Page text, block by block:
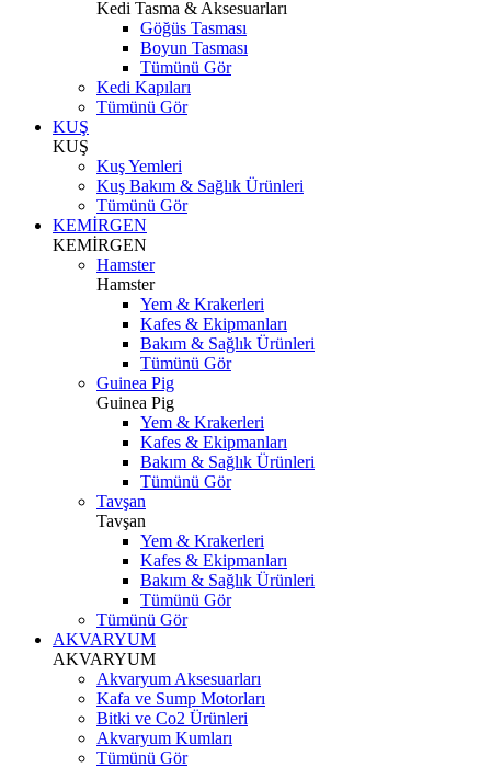
Kedi Tasma & Aksesuarları
Göğüs Tasması
Boyun Tasması
Tümünü Gör
Kedi Kapıları
Tümünü Gör
KUŞ
KUŞ
Kuş Yemleri
Kuş Bakım & Sağlık Ürünleri
Tümünü Gör
KEMİRGEN
KEMİRGEN
Hamster
Hamster
Yem & Krakerleri
Kafes & Ekipmanları
Bakım & Sağlık Ürünleri
Tümünü Gör
Guinea Pig
Guinea Pig
Yem & Krakerleri
Kafes & Ekipmanları
Bakım & Sağlık Ürünleri
Tümünü Gör
Tavşan
Tavşan
Yem & Krakerleri
Kafes & Ekipmanları
Bakım & Sağlık Ürünleri
Tümünü Gör
Tümünü Gör
AKVARYUM
AKVARYUM
Akvaryum Aksesuarları
Kafa ve Sump Motorları
Bitki ve Co2 Ürünleri
Akvaryum Kumları
Tümünü Gör